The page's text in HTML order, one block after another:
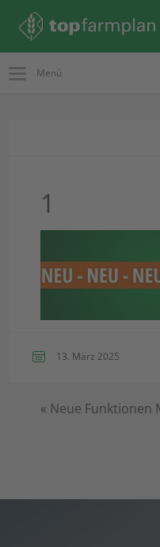
Menü
1
13. März 2025
« Neue Funktionen